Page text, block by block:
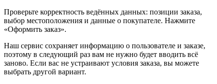
Проверьте корректность ведённых данных: позиции заказа,
выбор местоположения и данные о покупателе. Нажмите
«Оформить заказ».
Наш сервис сохраняет информацию о пользователе и заказе,
поэтому в следующий раз вам не нужно будет вводить всё
заново. Если вас не устраивают условия заказа, вы можете
выбрать другой вариант.